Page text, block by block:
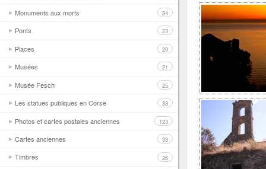
Monuments aux morts 34
Ponts 23
Places 20
Musées 21
Musée Fesch 25
Les statues publiques en Corse 33
Photos et cartes postales anciennes 123
Cartes anciennes 33
Timbres 26